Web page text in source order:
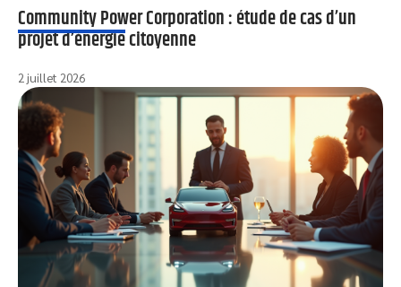
Community Power Corporation : étude de cas d’un
projet d’énergie citoyenne
2 juillet 2026